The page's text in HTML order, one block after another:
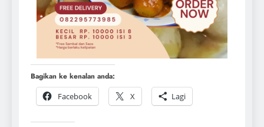
Bagikan ke kenalan anda:
Facebook
X Lagi